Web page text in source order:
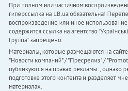
При полном или частичном
гиперссылка на LB.ua обязательна!
воспроизведение или иное
содержится ссылка на агентство
Группа" запрещено.
Материалы, которые размещаются на
"Новости компаний" / "Пресрелиз" /
публикуются на правах рекламы. , однако
подготовке этого контента и разделяет
материалах.